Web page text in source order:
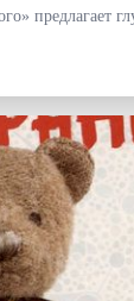
предлагает